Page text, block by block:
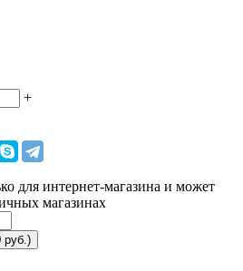
+
для интернет-магазина и может
магазинах
руб.)